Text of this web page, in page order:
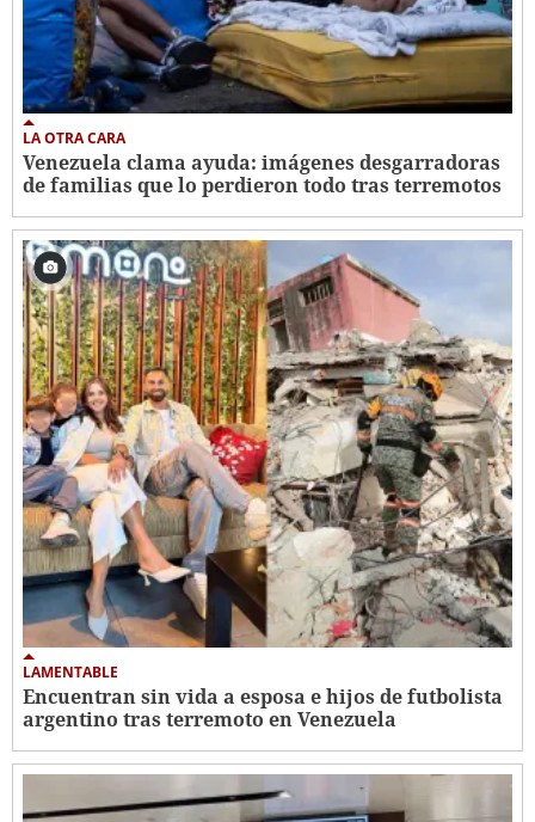
LA OTRA CARA
Venezuela clama ayuda: imágenes desgarradoras
de familias que lo perdieron todo tras terremotos
LAMENTABLE
Encuentran sin vida a esposa e hijos de futbolista
argentino tras terremoto en Venezuela